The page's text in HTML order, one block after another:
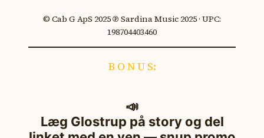
© Cab G ApS 2025 ℗ Sardina Music 2025 · UPC:
198704403460
B O N U S:
📣
Læg Glostrup på story og del